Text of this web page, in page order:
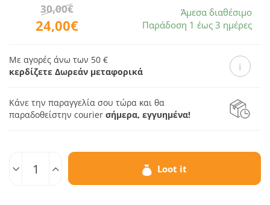
24,00€
30,00€
Άμεσα διαθέσιμο
Παράδοση 1 έως 3 ημέρες
Με αγορές άνω των 50 €
κερδίζετε Δωρεάν μεταφορικά
Κάνε την παραγγελία σου τώρα και θα
παραδοθείστην courier σήμερα, εγγυημένα!
Loot it